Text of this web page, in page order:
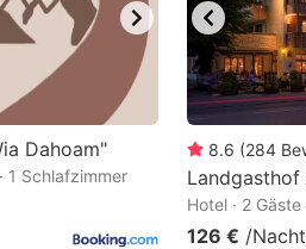
Dahoam"
1 Schlafzimmer
8.6 (284
Landgasthof
Hotel · 2
126 € /Nacht